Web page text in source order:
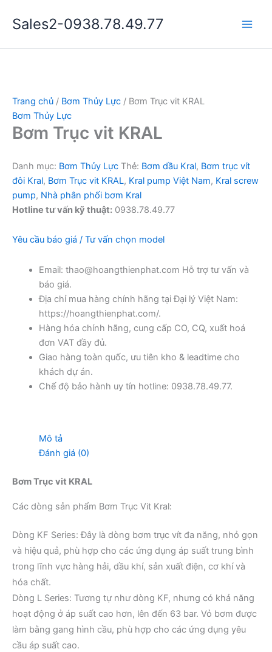
dung
Sales2-0938.78.49.77
Trang chủ / Bơm Thủy Lực / Bơm Trục vit KRAL
Bơm Thủy Lực
Bơm Trục vit KRAL
Danh mục: Bơm Thủy Lực Thẻ: Bơm dầu Kral, Bơm trục vít
đôi Kral, Bơm Trục vit KRAL, Kral pump Việt Nam, Kral screw
pump, Nhà phân phối bơm Kral
Hotline tư vấn kỹ thuật: 0938.78.49.77
Yêu cầu báo giá / Tư vấn chọn model
Email: thao@hoangthienphat.com Hỗ trợ tư vấn và
báo giá.
Địa chỉ mua hàng chính hãng tại Đại lý Việt Nam:
https://hoangthienphat.com/.
Hàng hóa chính hãng, cung cấp CO, CQ, xuất hoá
đơn VAT đầy đủ.
Giao hàng toàn quốc, ưu tiên kho & leadtime cho
khách dự án.
Chế độ bảo hành uy tín hotline: 0938.78.49.77.
Mô tả
Đánh giá (0)
Bơm Trục vit KRAL
Các dòng sản phẩm Bơm Trục Vit Kral:
Dòng KF Series: Đây là dòng bơm trục vít đa năng, nhỏ gọn
và hiệu quả, phù hợp cho các ứng dụng áp suất trung bình
trong lĩnh vực hàng hải, dầu khí, sản xuất điện, cơ khí và
hóa chất. ​
Dòng L Series: Tương tự như dòng KF, nhưng có khả năng
hoạt động ở áp suất cao hơn, lên đến 63 bar. Vỏ bơm được
làm bằng gang hình cầu, phù hợp cho các ứng dụng yêu
cầu áp suất cao. ​